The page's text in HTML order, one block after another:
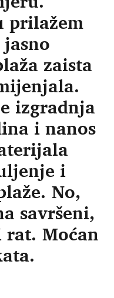
prilažem
zaista
izgradnja
i nanos
i
No,
savršeni,
Moćan